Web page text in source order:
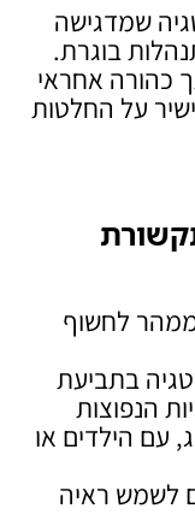
שמדגישה
בוגרת.
כהורה אחראי
על החלטות
לחשוף
בתביעת
הנפוצות
עם הילדים או
לשמש ראיה